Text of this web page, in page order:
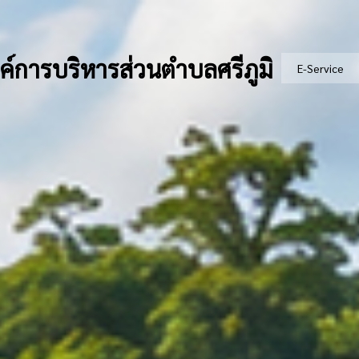
การบริหารส่วนตำบลศรีภูมิ E-Service